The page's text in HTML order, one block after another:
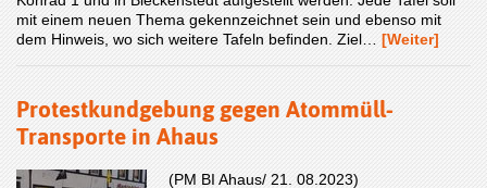
mit einem neuen Thema gekennzeichnet sein und ebenso mit
dem Hinweis, wo sich weitere Tafeln beﬁnden. Ziel… [Weiter]
Protestkundgebung gegen Atommüll-
Transporte in Ahaus
(PM BI Ahaus/ 21. 08.2023)